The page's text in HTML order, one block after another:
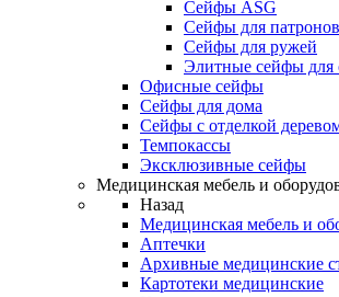
Сейфы ASG
Сейфы для патронов
Сейфы для ружей
Элитные сейфы для
Офисные сейфы
Сейфы для дома
Сейфы с отделкой
Темпокассы
Эксклюзивные сейфы
Медицинская мебель и
Назад
Медицинская мебель и
Аптечки
Архивные медицинские
Картотеки медицинские